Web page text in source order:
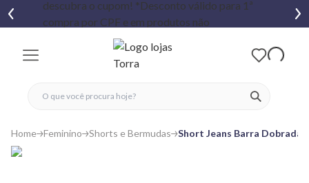
ver
fechar menu
fechar menu
favoritos
Home Feminino Shorts e Bermudas Short Jeans Barra Dobrada